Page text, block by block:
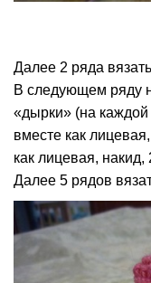
Далее 2 ряда
В следующем ряду
«дырки» (на каждой
вместе как
как лицевая,
Далее 5 рядов